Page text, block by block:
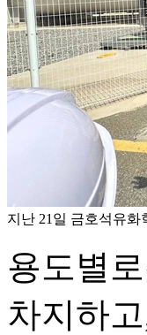
지난 21일 금호석유
용도별
차지하